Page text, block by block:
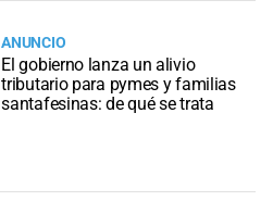
ANUNCIO
El gobierno lanza un alivio
tributario para pymes y familias
santafesinas: de qué se trata